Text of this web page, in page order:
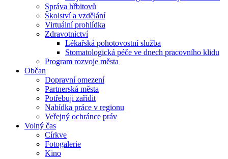
Správa hřbitovů
Školství a vzdělání
Virtuální prohlídka
Zdravotnictví
Lékařská pohotovostní služba
Stomatologická péče ve dnech pracovního klidu
Program rozvoje města
Občan
Dopravní omezení
Partnerská města
Potřebuji zařídit
Nabídka práce v regionu
Veřejný ochránce práv
Volný čas
Církve
Fotogalerie
Kino